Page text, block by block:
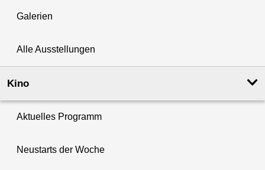
Galerien
Alle Ausstellungen
Kino
Aktuelles Programm
Neustarts der Woche